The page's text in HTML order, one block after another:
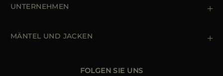
Cookie Policy
Erklärung zur Barrierefreiheit
UNTERNEHMEN
MÄNTEL UND JACKEN
FOLGEN SIE UNS